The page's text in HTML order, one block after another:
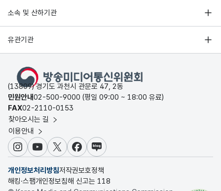
소속 및 산하기관
유관기관
(13809) 경기도 과천시 관문로 47, 2동
민원안내02-500-9000 (평일 09:00 ~ 18:00 유료)
FAX02-2110-0153
찾아오시는 길
이용안내
인스타그램
유튜브X 페이스북
블로그
개인정보처리방침저작권보호정책
해킹·스팸개인정보침해 신고는 118